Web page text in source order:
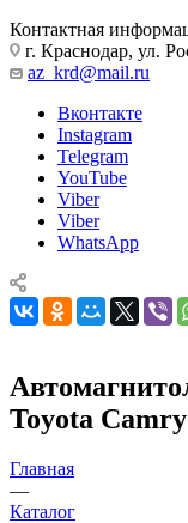
Контактная
г. Краснодар, ул.
az_krd@mail.ru
Вконтакте
Instagram
Telegram
YouTube
Viber
Viber
WhatsApp
Toyota
Главная
—
Каталог